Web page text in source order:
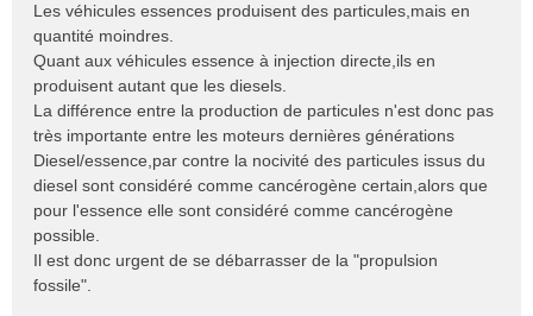
Les véhicules essences produisent des particules,mais en
quantité moindres.
Quant aux véhicules essence à injection directe,ils en
produisent autant que les diesels.
La différence entre la production de particules n'est donc pas
très importante entre les moteurs dernières générations
Diesel/essence,par contre la nocivité des particules issus du
diesel sont considéré comme cancérogène certain,alors que
pour l'essence elle sont considéré comme cancérogène
possible.
Il est donc urgent de se débarrasser de la "propulsion
fossile".